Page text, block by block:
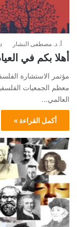
أ. د. مصطفى النشار
أهلا بكم في
مؤتمر الاستشارة
معظم الجمعيات
العالمي…
أكمل القراءة »